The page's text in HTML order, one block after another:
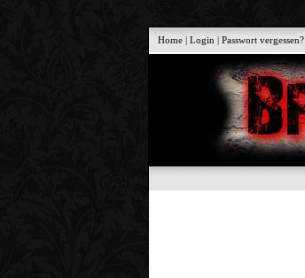
Home |Login |Passwort vergessen?